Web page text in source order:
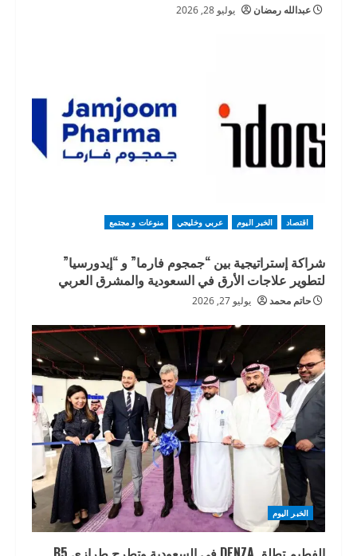
عبدالله رمضان يوليو 28, 2026
اقتصاد الخبر اليوم عربي وخليجي منوعات و مجتمع
شراكة إستراتيجية بين “جمجوم فارما” و “إيدورسيا”
لتطوير علاجات الأرق في السعودية والمشرق العربي
حاتم محمد يوليو 27, 2026
الخبر اليوم